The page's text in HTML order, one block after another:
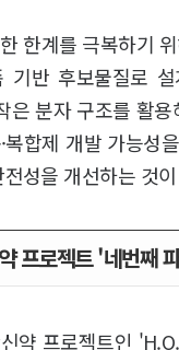
한계를 극복하기
기반 후보물질로
은 분자 구조를 활
복합제 개발 가능성
성을 개선하는 것
프로젝트 '네번째
약 프로젝트인